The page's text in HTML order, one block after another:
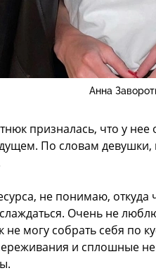
Анна
призналась, что у
По словам девушки,
не понимаю,
Очень не
могу собрать себя по
и сплошные